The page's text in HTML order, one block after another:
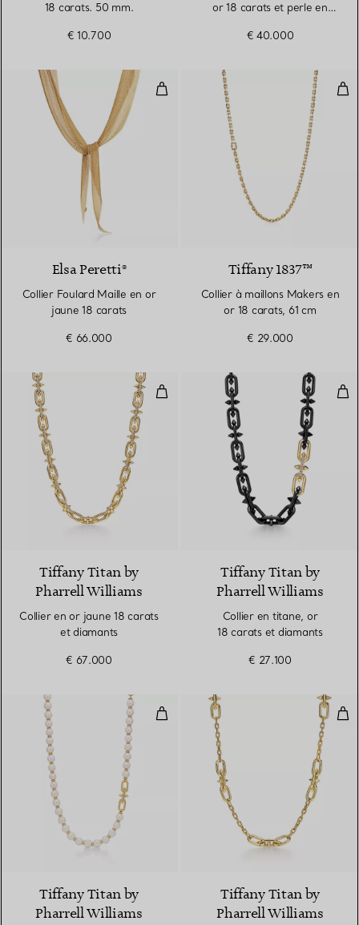
18 carats. 50 mm.
€ 10.700
or 18 carats et perle en
€ 40.000
Collier Foulard Maille en or
Elsa Peretti®
Collier Foulard Maille en or
jaune 18 carats
€ 66.000
Tiffany 1837™
Collier à maillons Makers en
or 18 carats, 61 cm
€ 29.000
Collier en or jaune 18 carats et
2 Matériaux
Tiffany Titan by
Pharrell Williams
Collier en or jaune 18 carats
et diamants
€ 67.000
Tiffany Titan by
Pharrell Williams
Collier en titane, or
18 carats et diamants
€ 27.100
Collier Perles en or jaune et
Tiffany Titan by
Pharrell Williams
Tiffany Titan by
Pharrell Williams